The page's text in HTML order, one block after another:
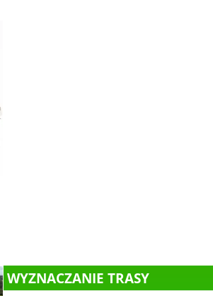
WYZNACZANIE TRASY